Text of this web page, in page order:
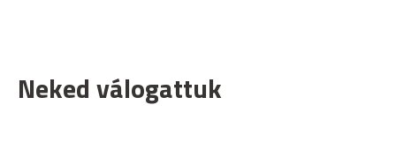
Neked válogattuk